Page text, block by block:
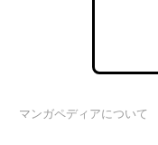
マンガペディアについて